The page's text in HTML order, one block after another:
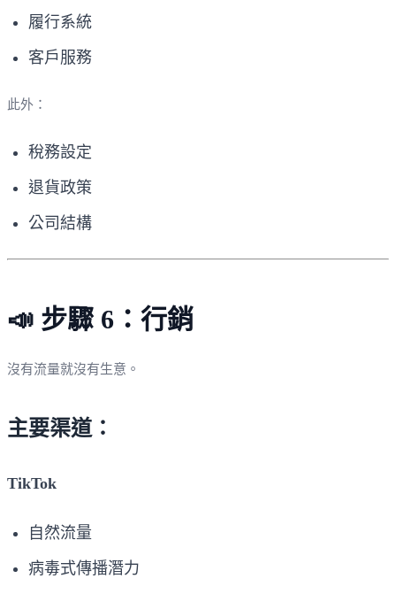
履行系統
客戶服務
此外：
稅務設定
退貨政策
公司結構
📣 步驟 6：行銷
沒有流量就沒有生意。
主要渠道：
TikTok
自然流量
病毒式傳播潛力